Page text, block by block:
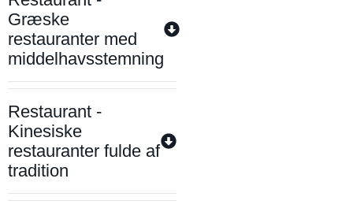
Græske
restauranter med
middelhavsstemning
Restaurant -
Kinesiske
restauranter fulde af
tradition